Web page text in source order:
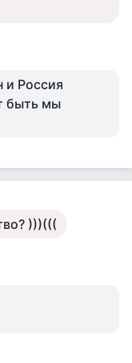
и Россия
быть мы
)))(((